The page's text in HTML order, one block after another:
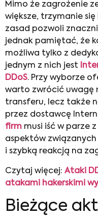
Mimo że zagrożenie
większe, trzymanie
zasad pozwoli
jednak pamiętać, że
możliwa tylko z
jednym z nich jest
DDoS. Przy wyborze
warto zwrócić uwagę
transferu, lecz także
przez dostawcę
firm musi iść w parze
aspektów
i szybką reakcją na
Czytaj więcej: Ataki
atakami hakerskimi
Bieżące